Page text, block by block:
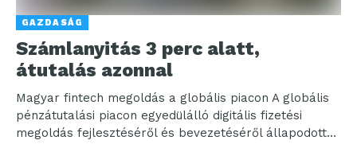
GAZDASÁG
Számlanyitás 3 perc alatt,
átutalás azonnal
Magyar fintech megoldás a globális piacon A globális
pénzátutalási piacon egyedülálló digitális fizetési
megoldás fejlesztéséről és bevezetéséről állapodott